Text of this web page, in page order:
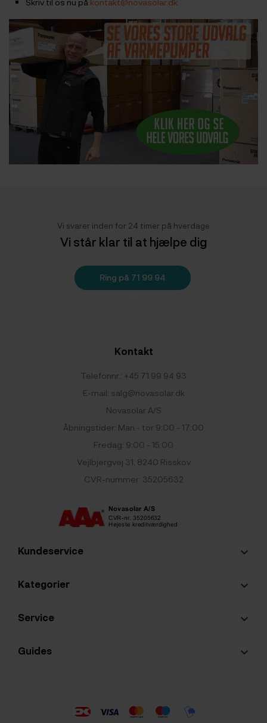
Vi svarer inden for 24 timer på hverdage
Vi står klar til at hjælpe dig
Ring på 71 99 94
Kontakt
Telefonnr.: +45 71 99 94 93
E-mail: salg@novasolar.dk
Novasolar A/S
Åbningstider: Man - tor 9:00 - 17:00
Fredag: 9:00 - 15:00
Vejlbjergvej 31, 8240 Risskov
CVR-nummer: 35205632
Kundeservice keyboard_arrow_down
Kategorier keyboard_arrow_down
Service keyboard_arrow_down
Guides keyboard_arrow_down